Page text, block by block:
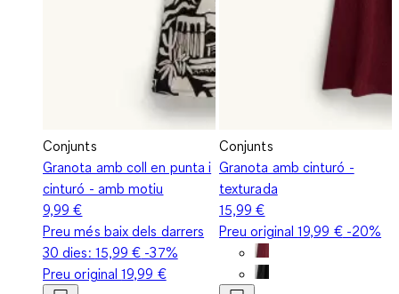
Conjunts
Granota amb coll en punta i
cinturó - amb motiu
9,99 €
Preu més baix dels darrers
30 dies: 15,99 € -37%
Preu original19,99 €
Conjunts
Granota amb cinturó -
texturada
15,99 €
Preu original19,99 €-20%